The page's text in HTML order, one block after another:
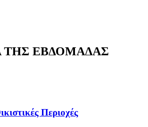
ΤΗΣ ΕΒΔΟΜΑΔΑΣ
Περιοχές